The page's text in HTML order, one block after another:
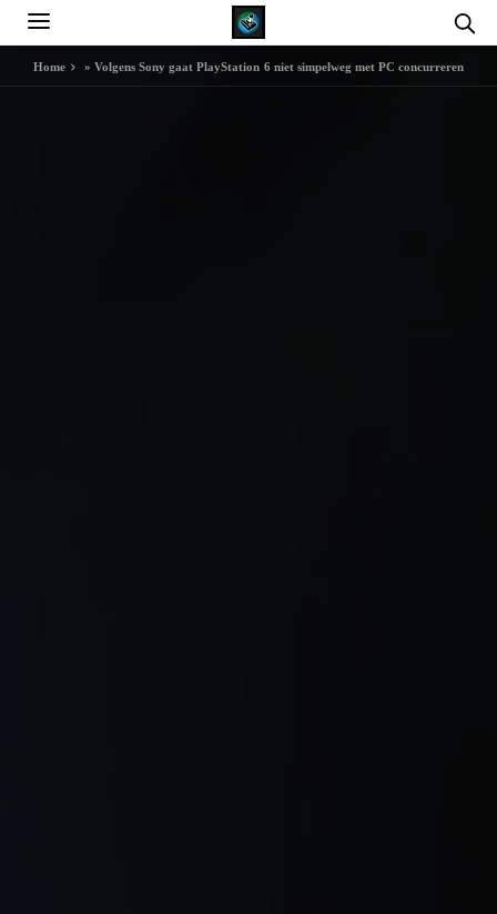
Home »Volgens Sony gaat PlayStation 6 niet simpelweg met PC concurreren